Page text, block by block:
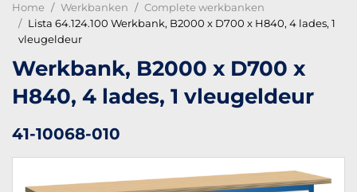
Home Werkbanken
Complete werkbanken
Lista 64.124.100 Werkbank, B2000 x D700 x H840, 4 lades, 1
vleugeldeur
Werkbank, B2000 x D700 x
H840, 4 lades, 1 vleugeldeur
41-10068-010